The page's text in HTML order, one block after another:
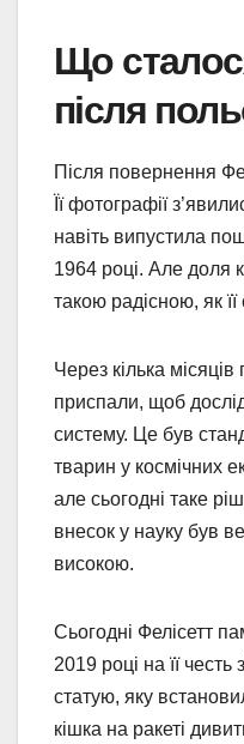
Що
після
Після повернення
Її фотографії
навіть випустила
1964 році. Але доля
такою радісною, як її
Через кілька місяців
приспали, щоб
систему. Це був
тварин у космічних
але сьогодні таке
внесок у науку був
високою.
Сьогодні Фелісетт
2019 році на її
статую, яку
кішка на ракеті